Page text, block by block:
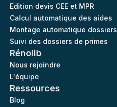
Edition devis CEE et MPR
Calcul automatique des aides
Montage automatique dossiers
Suivi des dossiers de primes
Rénolib
Nous rejoindre
L'équipe
Ressources
Blog